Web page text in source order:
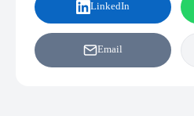
LinkedIn
Email